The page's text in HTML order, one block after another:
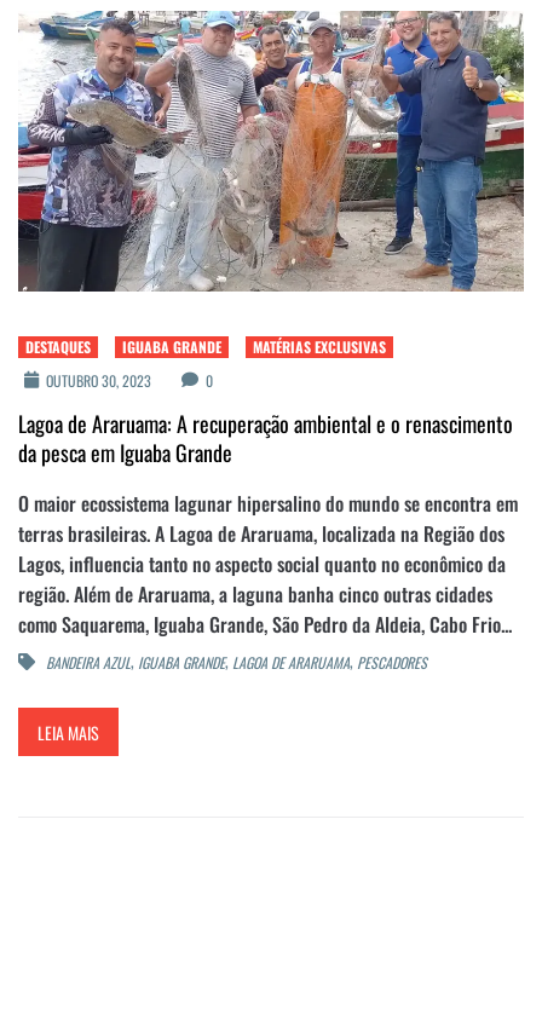
DESTAQUES IGUABA GRANDE
MATÉRIAS EXCLUSIVAS
OUTUBRO 30, 2023
0
Lagoa de Araruama: A recuperação ambiental e o renascimento
da pesca em Iguaba Grande
O maior ecossistema lagunar hipersalino do mundo se encontra em
terras brasileiras. A Lagoa de Araruama, localizada na Região dos
Lagos, influencia tanto no aspecto social quanto no econômico da
região. Além de Araruama, a laguna banha cinco outras cidades
como Saquarema, Iguaba Grande, São Pedro da Aldeia, Cabo Frio...
BANDEIRA AZUL, IGUABA GRANDE, LAGOA DE ARARUAMA, PESCADORES
LEIA MAIS